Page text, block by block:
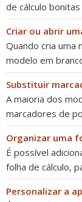
de cálculo
Criar ou abrir
Quando cria uma
modelo em
Substituir
A maioria dos
marcadores de
Organizar uma
É possível
folha de cálculo,
Personalizar a